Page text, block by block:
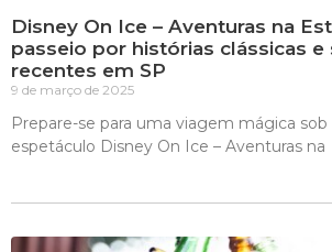
Disney On Ice – Aventuras na
passeio por histórias clássicas e
recentes em SP
9 de março de 2025
Prepare-se para uma viagem mágica sob
espetáculo Disney On Ice – Aventuras na